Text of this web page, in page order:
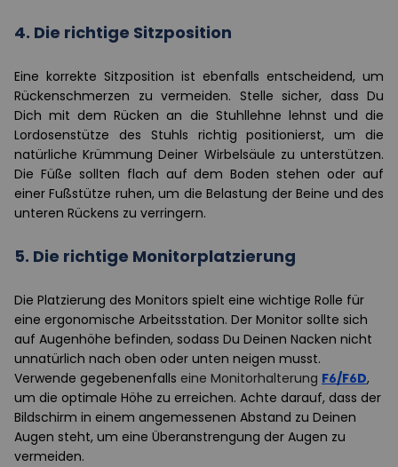
4. Die richtige Sitzposition
Eine korrekte Sitzposition ist ebenfalls entscheidend, um
Rückenschmerzen zu vermeiden. Stelle sicher, dass Du
Dich mit dem Rücken an die Stuhllehne lehnst und die
Lordosenstütze des Stuhls richtig positionierst, um die
natürliche Krümmung Deiner Wirbelsäule zu unterstützen.
Die Füße sollten flach auf dem Boden stehen oder auf
einer Fußstütze ruhen, um die Belastung der Beine und des
unteren Rückens zu verringern.
5. Die richtige Monitorplatzierung
Die Platzierung des Monitors spielt eine wichtige Rolle für
eine ergonomische Arbeitsstation. Der Monitor sollte sich
auf Augenhöhe befinden, sodass Du Deinen Nacken nicht
unnatürlich nach oben oder unten neigen musst.
Verwende gegebenenfalls eine Monitorhalterung F6/F6D,
um die optimale Höhe zu erreichen. Achte darauf, dass der
Bildschirm in einem angemessenen Abstand zu Deinen
Augen steht, um eine Überanstrengung der Augen zu
vermeiden.